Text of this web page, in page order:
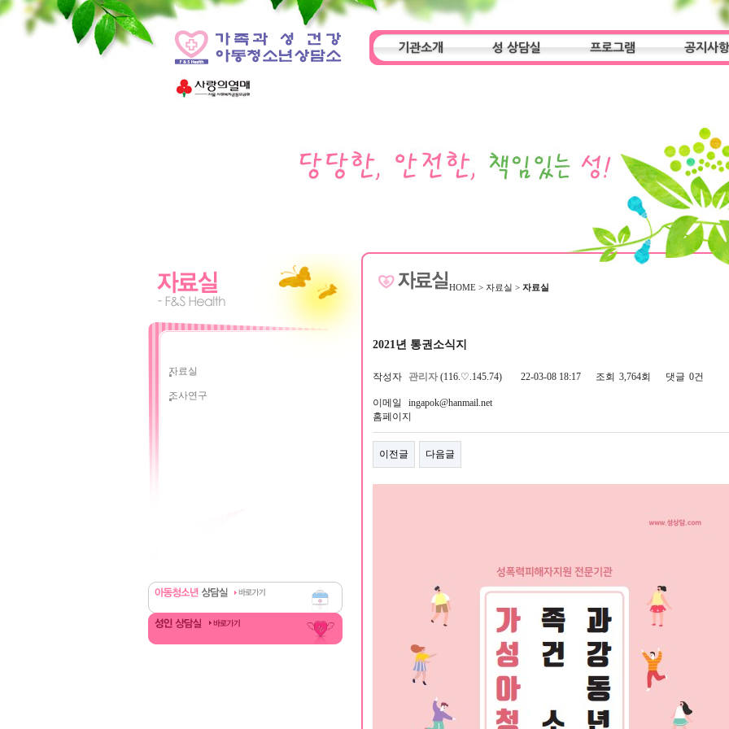
기관소개 성 상담실 프로그램 공지사항
자료실
조사연구
HOME > 자료실 > 자료실
2021년 통권소식지
작성자 관리자 (116.♡.145.74) 22-03-08 18:17 조회 3,764회 댓글 0건
이메일
ingapok@hanmail.net
홈페이지
이전글 다음글